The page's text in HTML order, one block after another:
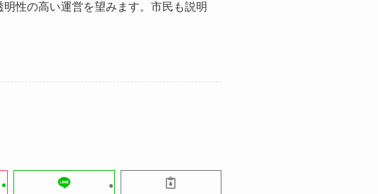
性の高い運営を望みます。市民も説明